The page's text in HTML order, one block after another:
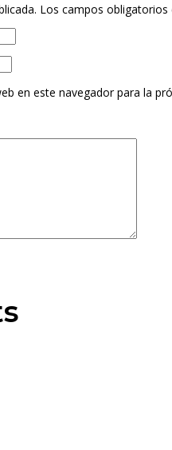
Los campos
en este navegador para la